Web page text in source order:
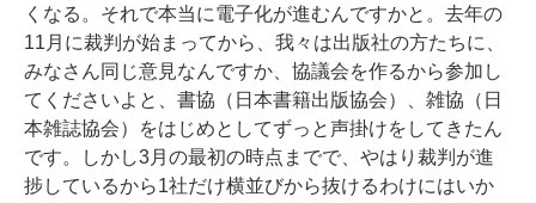
くなる。それで本当に電子化が進むんですかと。去年の
11月に裁判が始まってから、我々は出版社の方たちに、
みなさん同じ意見なんですか、協議会を作るから参加し
てくださいよと、書協（日本書籍出版協会）、雑協（日
本雑誌協会）をはじめとしてずっと声掛けをしてきたん
です。しかし3月の最初の時点までで、やはり裁判が進
捗しているから1社だけ横並びから抜けるわけにはいか